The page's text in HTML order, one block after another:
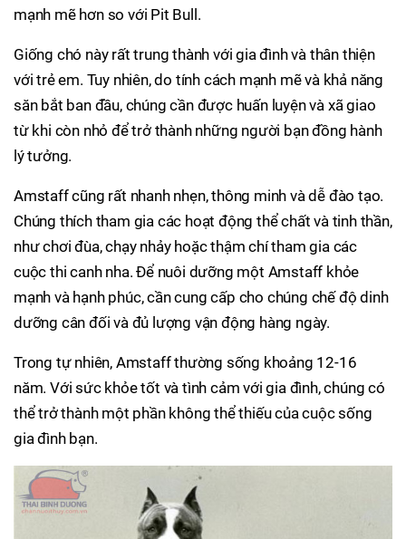
mạnh mẽ hơn so với Pit Bull.
Giống chó này rất trung thành với gia đình và thân thiện
với trẻ em. Tuy nhiên, do tính cách mạnh mẽ và khả năng
săn bắt ban đầu, chúng cần được huấn luyện và xã giao
từ khi còn nhỏ để trở thành những người bạn đồng hành
lý tưởng.
Amstaff cũng rất nhanh nhẹn, thông minh và dễ đào tạo.
Chúng thích tham gia các hoạt động thể chất và tinh thần,
như chơi đùa, chạy nhảy hoặc thậm chí tham gia các
cuộc thi canh nha. Để nuôi dưỡng một Amstaff khỏe
mạnh và hạnh phúc, cần cung cấp cho chúng chế độ dinh
dưỡng cân đối và đủ lượng vận động hàng ngày.
Trong tự nhiên, Amstaff thường sống khoảng 12-16
năm. Với sức khỏe tốt và tình cảm với gia đình, chúng có
thể trở thành một phần không thể thiếu của cuộc sống
gia đình bạn.